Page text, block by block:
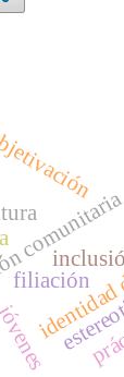
filiación